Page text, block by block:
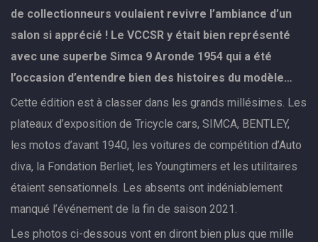
de collectionneurs voulaient revivre l’ambiance d’un
salon si apprécié ! Le VCCSR y était bien représenté
avec une superbe Simca 9 Aronde 1954 qui a été
l’occasion d’entendre bien des histoires du modèle…
Cette édition est à classer dans les grands millésimes. Les
plateaux d’exposition de Tricycle cars, SIMCA, BENTLEY,
les motos d’avant 1940, les voitures de compétition d’Auto
diva, la Fondation Berliet, les Youngtimers et les utilitaires
étaient sensationnels. Les absents ont indéniablement
manqué l’événement de la fin de saison 2021.
Les photos ci-dessous vont en diront bien plus que mille